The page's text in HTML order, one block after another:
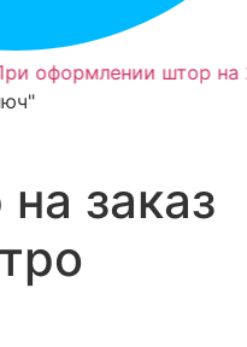
оформлении штор
заказ